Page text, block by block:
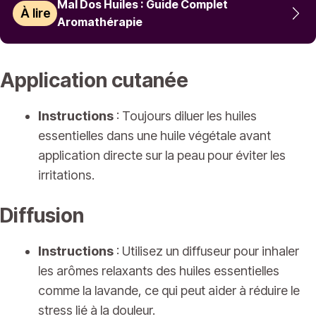
À lire
Mal Dos Huiles : Guide Complet
Aromathérapie
Application cutanée
Instructions : Toujours diluer les huiles
essentielles dans une huile végétale avant
application directe sur la peau pour éviter les
irritations.
Diffusion
Instructions : Utilisez un diffuseur pour inhaler
les arômes relaxants des huiles essentielles
comme la lavande, ce qui peut aider à réduire le
stress lié à la douleur.